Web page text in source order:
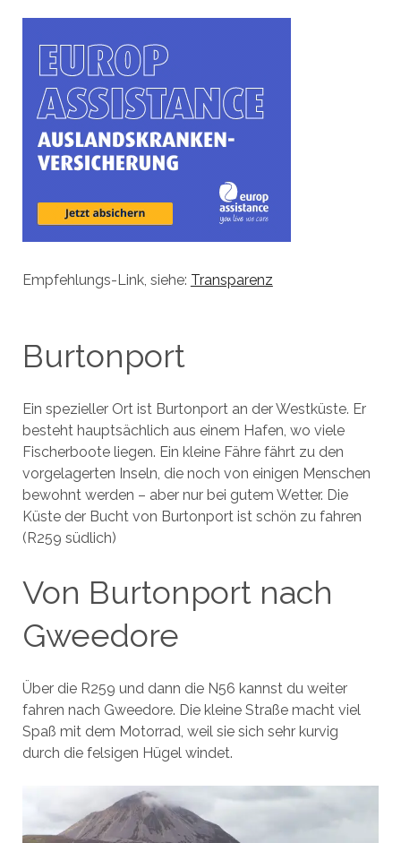
Empfehlungs-Link, siehe: Transparenz
Burtonport
Ein spezieller Ort ist Burtonport an der Westküste. Er
besteht hauptsächlich aus einem Hafen, wo viele
Fischerboote liegen. Ein kleine Fähre fährt zu den
vorgelagerten Inseln, die noch von einigen Menschen
bewohnt werden – aber nur bei gutem Wetter. Die
Küste der Bucht von Burtonport ist schön zu fahren
(R259 südlich)
Von Burtonport nach
Gweedore
Über die R259 und dann die N56 kannst du weiter
fahren nach Gweedore. Die kleine Straße macht viel
Spaß mit dem Motorrad, weil sie sich sehr kurvig
durch die felsigen Hügel windet.